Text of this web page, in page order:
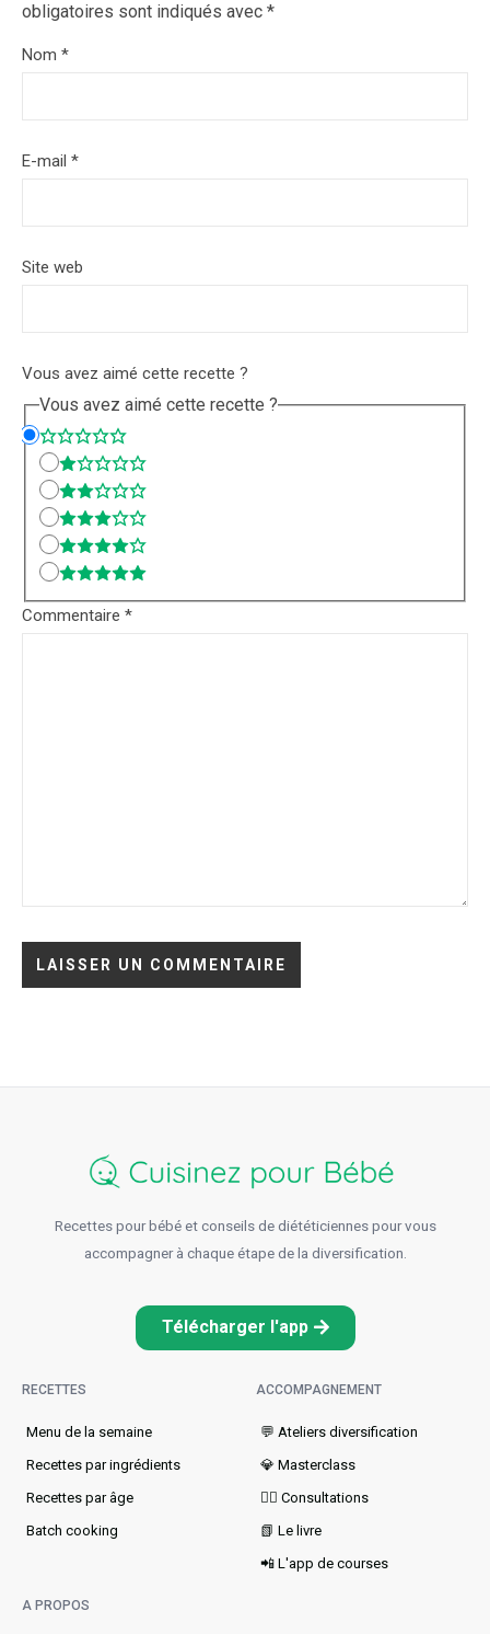
obligatoires sont indiqués avec *
Nom *
E-mail *
Site web
Vous avez aimé cette recette ?
Vous avez aimé cette recette ?
Commentaire *
Recettes pour bébé et conseils de diététiciennes pour vous
accompagner à chaque étape de la diversification.
Télécharger l'app
RECETTES
Menu de la semaine​
Recettes par ingrédients
Recettes par âge
Batch cooking
ACCOMPAGNEMENT
💬 Ateliers diversification
💎 Masterclass
👩‍⚕️ Consultations
📗 Le livre
📲 L'app de courses
A PROPOS